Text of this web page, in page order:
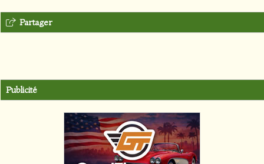
Partager
Publicité